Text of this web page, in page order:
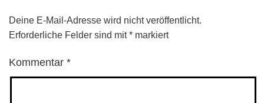
Deine E-Mail-Adresse wird nicht veröffentlicht.
Erforderliche Felder sind mit* markiert
Kommentar *